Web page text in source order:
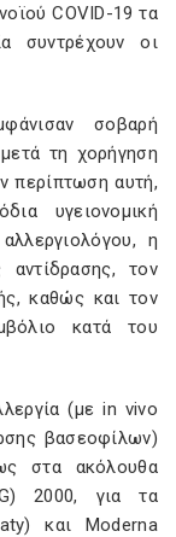
COVID-19 τα
συντρέχουν οι
σοβαρή
τη χορήγηση
περίπτωση αυτή,
υγειονομική
η
τον
καθώς και τον
κατά του
(με in vivo
βασεοφίλων)
στα ακόλουθα
2000, για τα
και Moderna